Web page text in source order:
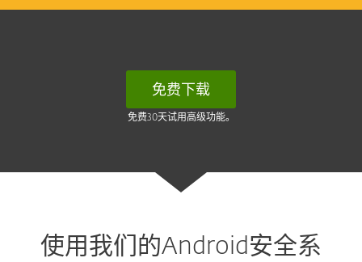
免费下载
免费30天试用高级功能。
使用我们的Android安全系